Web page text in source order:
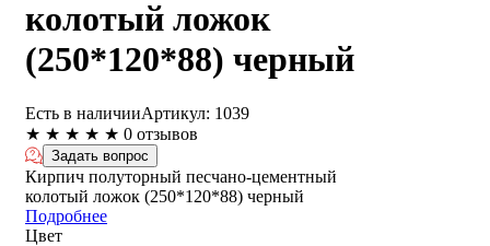
колотый ложок
(250*120*88) черный
Есть в наличииАртикул: 1039
★ ★ ★ ★ ★ 0 отзывов
Задать вопрос
Кирпич полуторный песчано-цементный
колотый ложок (250*120*88) черный
Подробнее
Цвет